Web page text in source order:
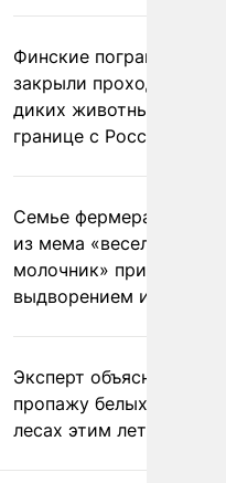
Финские пограничники
закрыли проходы для
диких животных на
границе с Россией
Семье фермера
из мема «веселый
молочник» пригрозили
выдворением из
Эксперт объяснил
пропажу белых грибов
лесах этим летом